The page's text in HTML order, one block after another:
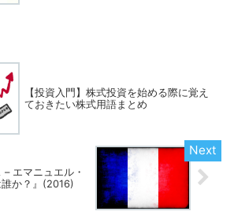
【投資入門】株式投資を始める際に覚え
ておきたい株式用語まとめ
エマニュエル・
誰か？』(2016)